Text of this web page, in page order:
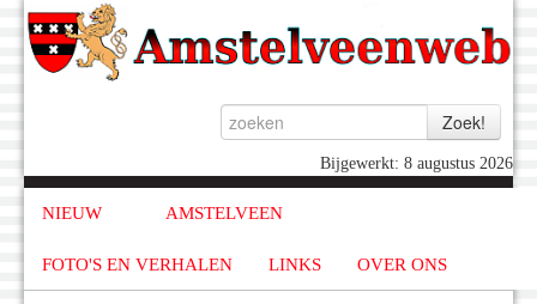
Bijgewerkt: 8 augustus 2026
NIEUW AMSTELVEEN
FOTO'S EN VERHALEN LINKS OVER ONS